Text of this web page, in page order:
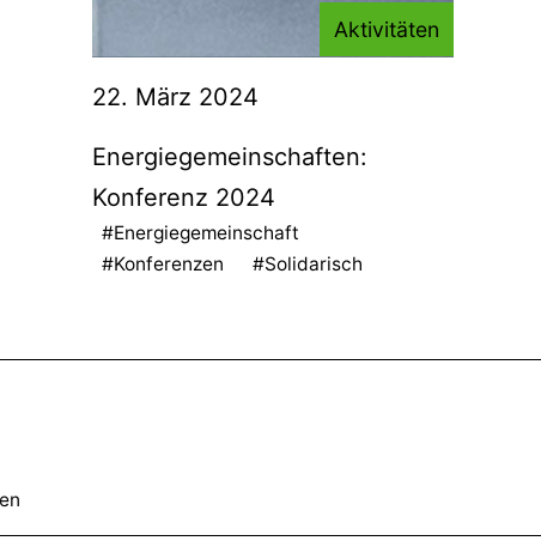
Aktivitäten
22. März 2024
Energiegemeinschaften:
Konferenz 2024
#Energiegemeinschaft
#Konferenzen
#Solidarisch